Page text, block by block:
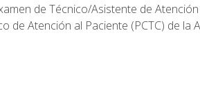
de Técnico/Asistente de
de Atención al Paciente (PCTC) de la